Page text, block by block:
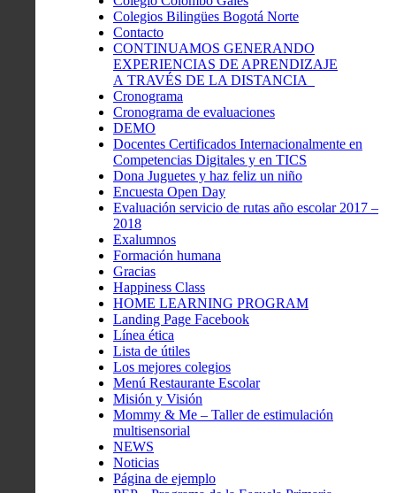
Colegios Bilingües Bogotá Norte
Contacto
CONTINUAMOS GENERANDO
EXPERIENCIAS DE APRENDIZAJE
A TRAVÉS DE LA DISTANCIA
Cronograma
Cronograma de evaluaciones
DEMO
Docentes Certificados Internacionalmente en
Competencias Digitales y en TICS
Dona Juguetes y haz feliz un niño
Encuesta Open Day
Evaluación servicio de rutas año escolar 2017 –
2018
Exalumnos
Formación humana
Gracias
Happiness Class
HOME LEARNING PROGRAM
Landing Page Facebook
Línea ética
Lista de útiles
Los mejores colegios
Menú Restaurante Escolar
Misión y Visión
Mommy & Me – Taller de estimulación
multisensorial
NEWS
Noticias
Página de ejemplo